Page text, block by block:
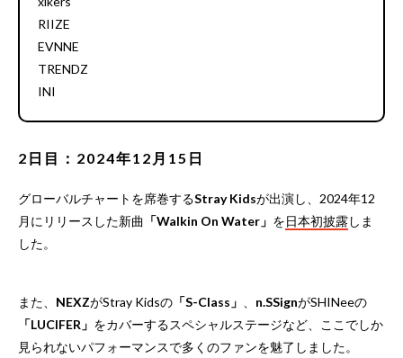
RIIZE
EVNNE
TRENDZ
INI
2日目：2024年12月15日
グローバルチャートを席巻するStray Kidsが出演し、2024年12
月にリリースした新曲 「Walkin On Water」 を日本初披露しま
した。
また、 NEXZがStray Kidsの 「S-Class」 n.SSignがSHINeeの
「LUCIFER」 をカバーするスペシャルステージなど、ここでしか
見られないパフォーマンスで多くのファンを魅了しました。